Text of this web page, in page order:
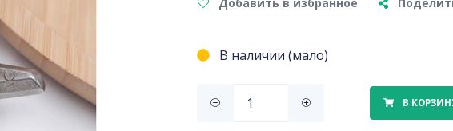
В наличии (мало)
В